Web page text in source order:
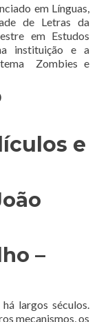
em Línguas,
de Letras da
em Estudos
instituição e a
Zombies e
e
–
largos séculos.
mecanismos, os